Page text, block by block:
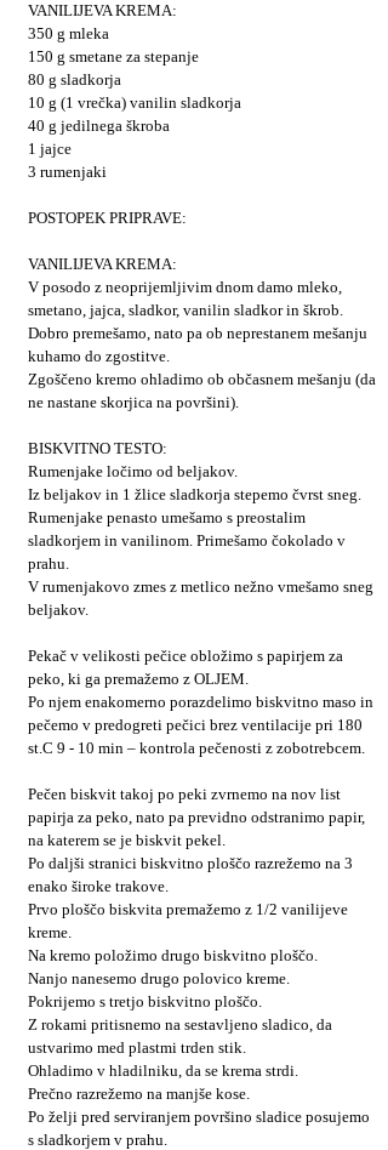
VANILIJEVA KREMA:
350 g mleka
150 g smetane za stepanje
80 g sladkorja
10 g (1 vrečka) vanilin sladkorja
40 g jedilnega škroba
1 jajce
3 rumenjaki
POSTOPEK PRIPRAVE:
VANILIJEVA KREMA:
V posodo z neoprijemljivim dnom damo mleko,
smetano, jajca, sladkor, vanilin sladkor in škrob.
Dobro premešamo, nato pa ob neprestanem mešanju
kuhamo do zgostitve.
Zgoščeno kremo ohladimo ob občasnem mešanju (da
ne nastane skorjica na površini).
BISKVITNO TESTO:
Rumenjake ločimo od beljakov.
Iz beljakov in 1 žlice sladkorja stepemo čvrst sneg.
Rumenjake penasto umešamo s preostalim
sladkorjem in vanilinom. Primešamo čokolado v
prahu.
V rumenjakovo zmes z metlico nežno vmešamo sneg
beljakov.
Pekač v velikosti pečice obložimo s papirjem za
peko, ki ga premažemo z OLJEM.
Po njem enakomerno porazdelimo biskvitno maso in
pečemo v predogreti pečici brez ventilacije pri 180
st.C 9 - 10 min – kontrola pečenosti z zobotrebcem.
Pečen biskvit takoj po peki zvrnemo na nov list
papirja za peko, nato pa previdno odstranimo papir,
na katerem se je biskvit pekel.
Po daljši stranici biskvitno ploščo razrežemo na 3
enako široke trakove.
Prvo ploščo biskvita premažemo z 1/2 vanilijeve
kreme.
Na kremo položimo drugo biskvitno ploščo.
Nanjo nanesemo drugo polovico kreme.
Pokrijemo s tretjo biskvitno ploščo.
Z rokami pritisnemo na sestavljeno sladico, da
ustvarimo med plastmi trden stik.
Ohladimo v hladilniku, da se krema strdi.
Prečno razrežemo na manjše kose.
Po želji pred serviranjem površino sladice posujemo
s sladkorjem v prahu.